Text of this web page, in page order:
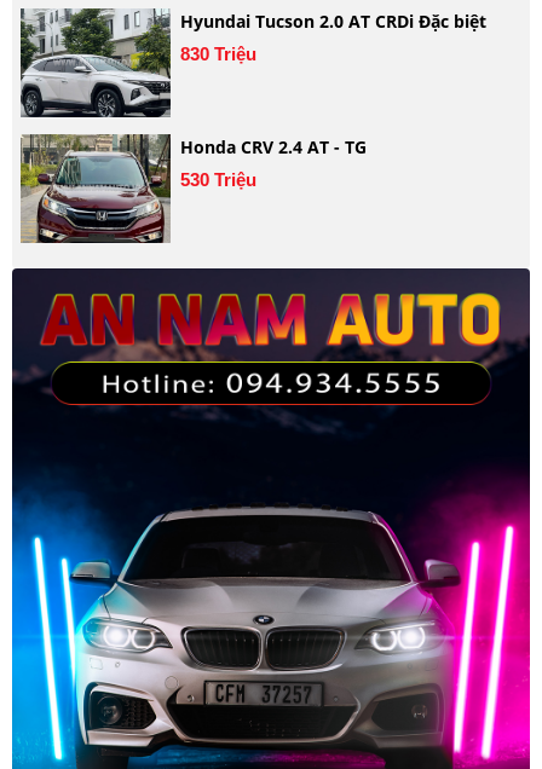
Hyundai Tucson 2.0 AT CRDi Đặc biệt
830 Triệu
Honda CRV 2.4 AT - TG
530 Triệu